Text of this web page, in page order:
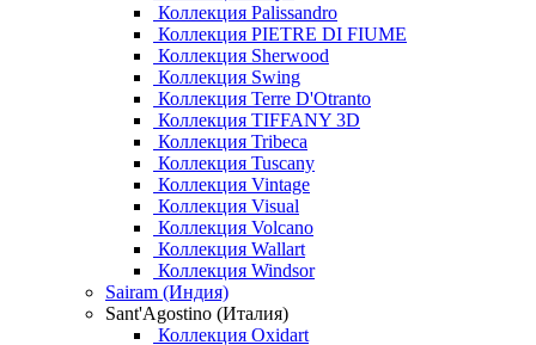
Коллекция Palissandro
Коллекция PIETRE DI FIUME
Коллекция Sherwood
Коллекция Swing
Коллекция Terre D'Otranto
Коллекция TIFFANY 3D
Коллекция Tribeca
Коллекция Tuscany
Коллекция Vintage
Коллекция Visual
Коллекция Volcano
Коллекция Wallart
Коллекция Windsor
Sairam (Индия)
Sant'Agostino (Италия)
Коллекция Oxidart